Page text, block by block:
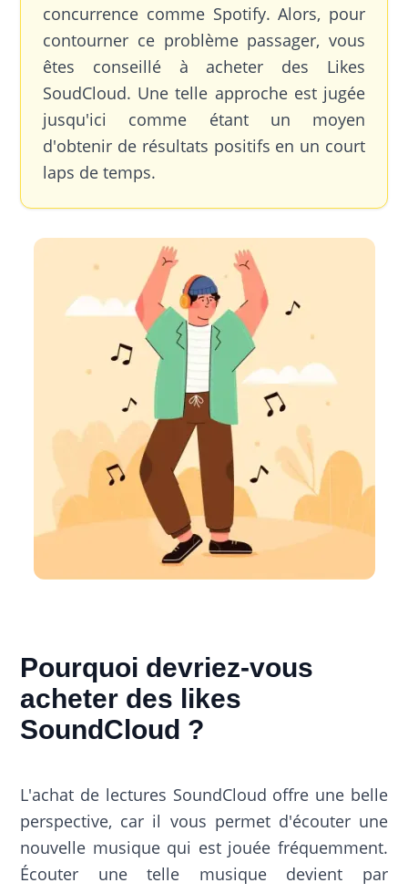
concurrence comme Spotify. Alors, pour
contourner ce problème passager, vous
êtes conseillé à acheter des Likes
SoudCloud. Une telle approche est jugée
jusqu'ici comme étant un moyen
d'obtenir de résultats positifs en un court
laps de temps.
Pourquoi devriez-vous
acheter des likes
SoundCloud ?
L'achat de lectures SoundCloud offre une belle
perspective, car il vous permet d'écouter une
nouvelle musique qui est jouée fréquemment.
Écouter une telle musique devient par